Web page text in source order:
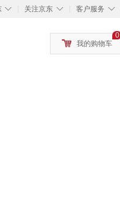
◇ ◇
关注京东 ◇
客户服务
0
我的购物车